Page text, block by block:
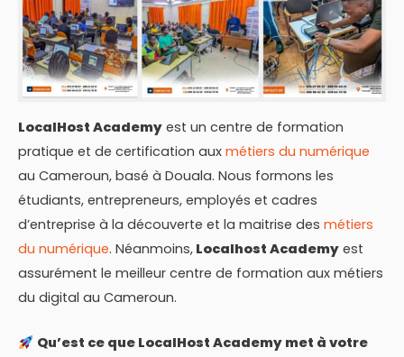
LocalHost Academy est un centre de formation
pratique et de certification aux métiers du numérique
au Cameroun, basé à Douala. Nous formons les
étudiants, entrepreneurs, employés et cadres
d’entreprise à la découverte et la maitrise des métiers
du numérique. Néanmoins, Localhost Academy est
assurément le meilleur centre de formation aux métiers
du digital au Cameroun.
Qu’est ce que LocalHost Academy met à votre